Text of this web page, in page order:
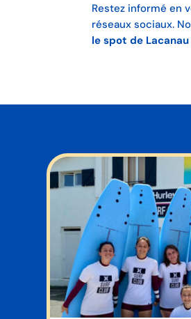
Restez informé en
réseaux sociaux.
le spot de Lacanau